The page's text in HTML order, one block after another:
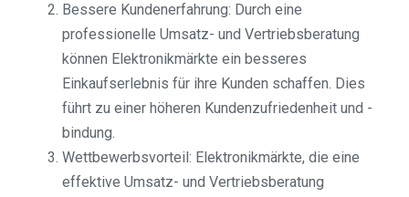
Bessere Kundenerfahrung: Durch eine
professionelle Umsatz- und Vertriebsberatung
können Elektronikmärkte ein besseres
Einkaufserlebnis für ihre Kunden schaffen. Dies
führt zu einer höheren Kundenzufriedenheit und -
bindung.
Wettbewerbsvorteil: Elektronikmärkte, die eine
effektive Umsatz- und Vertriebsberatung